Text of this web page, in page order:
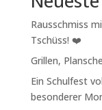
Rausschmiss
Tschüss! ❤️
Grillen,
Ein Schulfest
besonderer